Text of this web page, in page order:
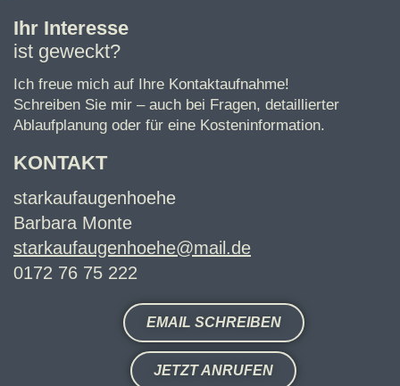
Ihr Interesse
ist geweckt?
Ich freue mich auf Ihre Kontaktaufnahme!
Schreiben Sie mir – auch bei Fragen, detaillierter
Ablaufplanung oder für eine Kosteninformation.
KONTAKT
starkaufaugenhoehe
Barbara Monte
starkaufaugenhoehe@mail.de
0172 76 75 222
EMAIL SCHREIBEN
JETZT ANRUFEN